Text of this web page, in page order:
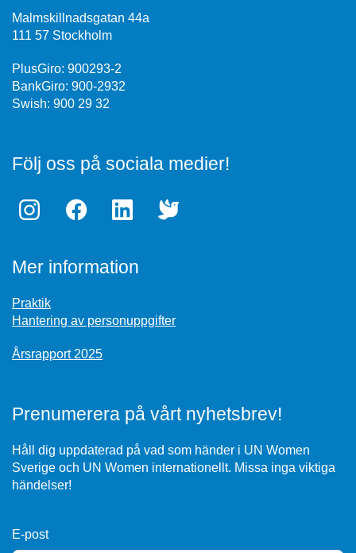
Malmskillnadsgatan 44a
111 57 Stockholm
PlusGiro: 900293-2
BankGiro: 900-2932
Swish: 900 29 32
Följ oss på sociala medier!
Mer information
Praktik
Hantering av personuppgifter
Årsrapport 2025
Prenumerera på vårt nyhetsbrev!
Håll dig uppdaterad på vad som händer i UN Women
Sverige och UN Women internationellt. Missa inga viktiga
händelser!
E-post